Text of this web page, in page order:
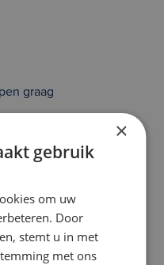
graag
zelf of de uitvoering van
tot het aangaan van een
zijn. Heb je hier vragen
We helpen je graag!
×
gebruik
om uw
Door
stemt u in met
met ons